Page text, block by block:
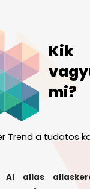
Kik
mi?
Trend a tudatos
AI allas